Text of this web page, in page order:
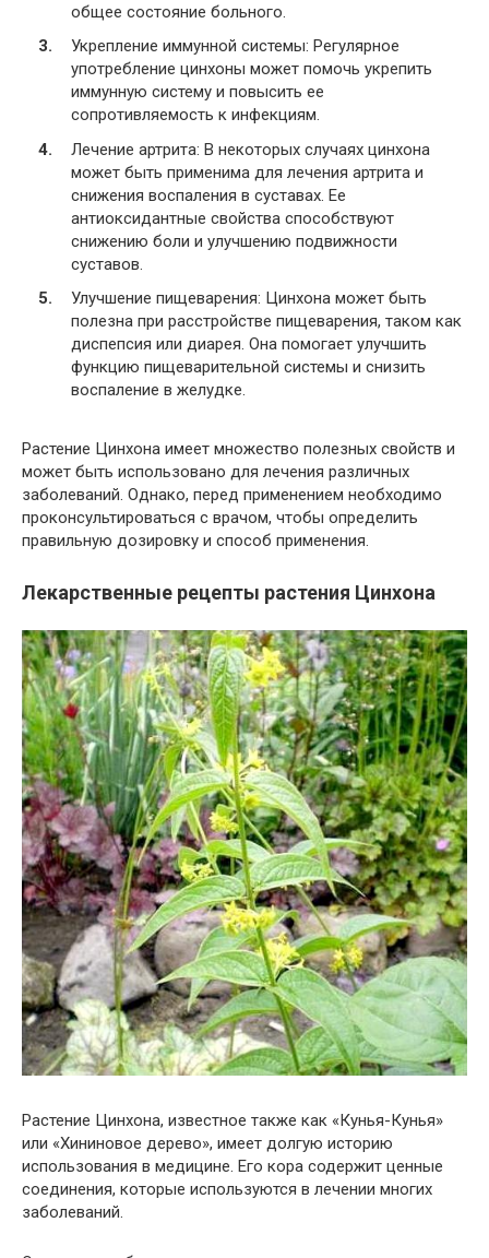
общее состояние больного.
Укрепление иммунной системы: Регулярное
употребление цинхоны может помочь укрепить
иммунную систему и повысить ее
сопротивляемость к инфекциям.
Лечение артрита: В некоторых случаях цинхона
может быть применима для лечения артрита и
снижения воспаления в суставах. Ее
антиоксидантные свойства способствуют
снижению боли и улучшению подвижности
суставов.
Улучшение пищеварения: Цинхона может быть
полезна при расстройстве пищеварения, таком как
диспепсия или диарея. Она помогает улучшить
функцию пищеварительной системы и снизить
воспаление в желудке.
Растение Цинхона имеет множество полезных свойств и
может быть использовано для лечения различных
заболеваний. Однако, перед применением необходимо
проконсультироваться с врачом, чтобы определить
правильную дозировку и способ применения.
Лекарственные рецепты растения Цинхона
Растение Цинхона, известное также как «Кунья-Кунья»
или «Хининовое дерево», имеет долгую историю
использования в медицине. Его кора содержит ценные
соединения, которые используются в лечении многих
заболеваний.